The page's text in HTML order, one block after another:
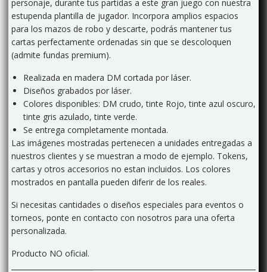
personaje, durante tus partidas a este gran juego con nuestra
estupenda plantilla de jugador. Incorpora amplios espacios
para los mazos de robo y descarte, podrás mantener tus
cartas perfectamente ordenadas sin que se descoloquen
(admite fundas premium).
Realizada en madera DM cortada por láser.
Diseños grabados por láser.
Colores disponibles: DM crudo, tinte Rojo, tinte azul oscuro,
tinte gris azulado, tinte verde.
Se entrega completamente montada.
Las imágenes mostradas pertenecen a unidades entregadas a
nuestros clientes y se muestran a modo de ejemplo. Tokens,
cartas y otros accesorios no estan incluidos. Los colores
mostrados en pantalla pueden diferir de los reales.
Si necesitas cantidades o diseños especiales para eventos o
torneos, ponte en contacto con nosotros para una oferta
personalizada.
Producto NO oficial.